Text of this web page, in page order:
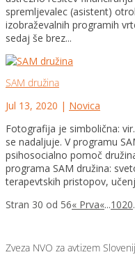
spremljevalec (asistent)
izobraževalnih programih
sedaj še brez...
SAM družina
Jul 13, 2020 | Novica
Fotografija je simbolična:
se nadaljuje. V programu
psihosocialno pomoč
programa SAM družina:
terapevtskih pristopov,
Stran 30 od 56« Prva«...1020
Zveza NVO za avtizem